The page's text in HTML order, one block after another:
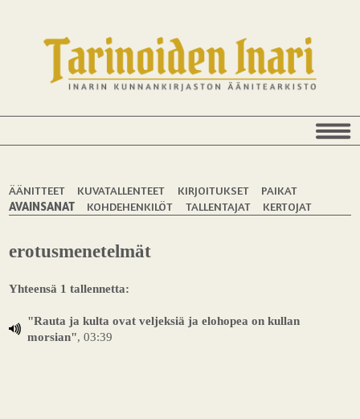
ÄÄNITTEET KUVATALLENTEET KIRJOITUKSET
PAIKAT
AVAINSANAT
KOHDEHENKILÖT TALLENTAJAT KERTOJAT
erotusmenetelmät
Yhteensä 1 tallennetta:
"Rauta ja kulta ovat veljeksiä ja elohopea on kullan
morsian", 03:39